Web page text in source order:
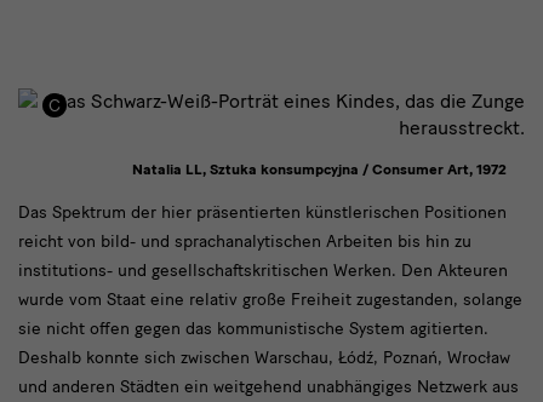
text
Das Spektrum der hier präsentierten künstlerischen Positionen
reicht von bild- und sprachanalytischen Arbeiten bis hin zu
institutions- und gesellschaftskritischen Werken. Den Akteuren
wurde vom Staat eine relativ große Freiheit zugestanden, solange
sie nicht offen gegen das kommunistische System agitierten.
Deshalb konnte sich zwischen Warschau, Łódź, Poznań, Wrocław
und anderen Städten ein weitgehend unabhängiges Netzwerk aus
Natalia LL, Sztuka konsumpcyjna / Consumer Art, 1972